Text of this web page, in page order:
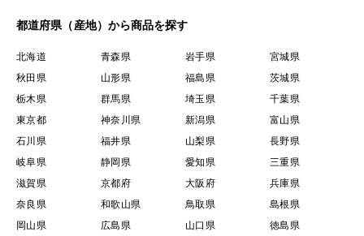
都道府県（産地）から商品を探す
北海道 青森県 岩手県
宮城県
秋田県
山形県 福島県
茨城県
栃木県
群馬県 埼玉県
千葉県
東京都
神奈川県 新潟県
富山県
石川県
福井県 山梨県
長野県
岐阜県
静岡県 愛知県
三重県
滋賀県
京都府 大阪府
兵庫県
奈良県
和歌山県 鳥取県
島根県
岡山県
広島県 山口県 徳島県